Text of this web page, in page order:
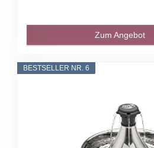
Zum Angebot
BESTSELLER NR. 6